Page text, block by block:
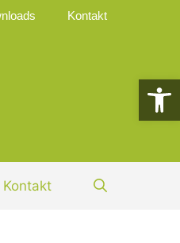
Kontakt
Kontakt